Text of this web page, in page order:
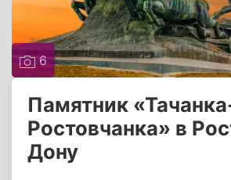
6
Памятник
Ростовчанка» в
Дону